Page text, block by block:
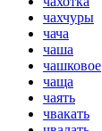
чахчуры
чача
чаша
чашковое
чаща
чаять
чвакать